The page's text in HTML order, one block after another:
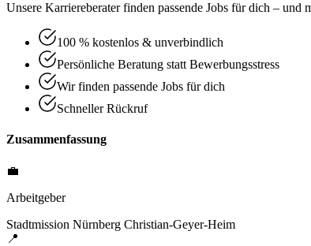
Unsere Karriereberater finden passende Jobs für dich – und
100 % kostenlos & unverbindlich
Persönliche Beratung statt Bewerbungsstress
Wir finden passende Jobs für dich
Schneller Rückruf
Zusammenfassung
💼
Arbeitgeber
Stadtmission Nürnberg Christian-Geyer-Heim
📍